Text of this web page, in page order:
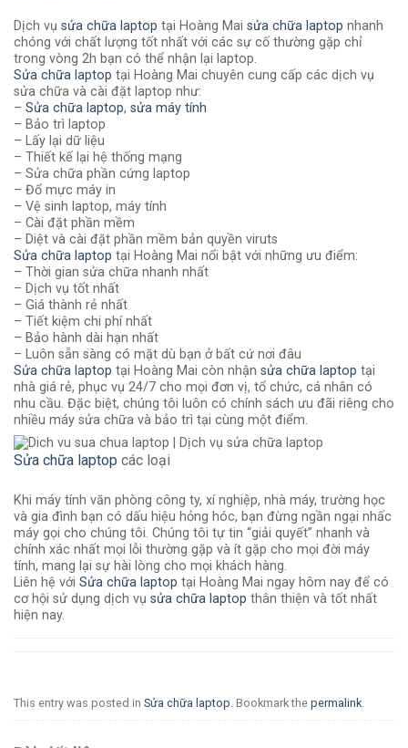
Dịch vụ sửa chữa laptop tại Hoàng Mai sửa chữa laptop nhanh
chóng với chất lượng tốt nhất với các sự cố thường gặp chỉ
trong vòng 2h bạn có thể nhận lại laptop.
Sửa chữa laptop tại Hoàng Mai chuyên cung cấp các dịch vụ
sửa chữa và cài đặt laptop như:
– Sửa chữa laptop, sửa máy tính
– Bảo trì laptop
– Lấy lại dữ liệu
– Thiết kế lại hệ thống mạng
– Sửa chữa phần cứng laptop
– Đổ mực máy in
– Vệ sinh laptop, máy tính
– Cài đặt phần mềm
– Diệt và cài đặt phần mềm bản quyền viruts
Sửa chữa laptop tại Hoàng Mai nổi bật với những ưu điểm:
– Thời gian sửa chữa nhanh nhất
– Dịch vụ tốt nhất
– Giá thành rẻ nhất
– Tiết kiệm chi phí nhất
– Bảo hành dài hạn nhất
– Luôn sẵn sàng có mặt dù bạn ở bất cứ nơi đâu
Sửa chữa laptop tại Hoàng Mai còn nhận sửa chữa laptop tại
nhà giá rẻ, phục vụ 24/7 cho mọi đơn vị, tổ chức, cá nhân có
nhu cầu. Đặc biệt, chúng tôi luôn có chính sách ưu đãi riêng cho
nhiều máy sửa chữa và bảo trì tại cùng một điểm.
Sửa chữa laptop các loại
Khi máy tính văn phòng công ty, xí nghiệp, nhà máy, trường học
và gia đình bạn có dấu hiệu hỏng hóc, bạn đừng ngần ngại nhấc
máy gọi cho chúng tôi. Chúng tôi tự tin “giải quyết” nhanh và
chính xác nhất mọi lỗi thường gặp và ít gặp cho mọi đời máy
tính, mang lại sự hài lòng cho mọi khách hàng.
Liên hệ với Sửa chữa laptop tại Hoàng Mai ngay hôm nay để có
cơ hội sử dụng dịch vụ sửa chữa laptop thân thiện và tốt nhất
hiện nay.
This entry was posted in Sửa chữa laptop. Bookmark the permalink.